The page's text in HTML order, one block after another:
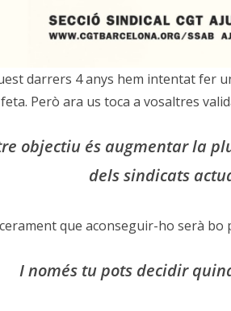
darrers 4 anys hem intentat fer
Però ara us toca a vosaltres
objectiu és augmentar la
dels sindicats
que aconseguir-ho serà
I només tu pots decidir